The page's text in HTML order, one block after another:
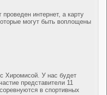
интернет, а карту
могут быть воплощены
Хиромисой. У нас будет
представители 11
в спортивных